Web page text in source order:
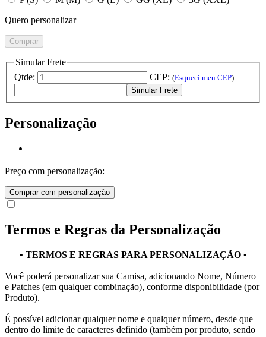
Quero personalizar
Comprar
Simular Frete
Qtde:
CEP: (Esqueci meu CEP)
Simular Frete
Personalização
Preço com personalização:
Comprar com personalização
Termos e Regras da Personalização
• TERMOS E REGRAS PARA PERSONALIZAÇÃO •
Você poderá personalizar sua Camisa, adicionando Nome, Número
e Patches (em qualquer combinação), conforme disponibilidade (por
Produto).
É possível adicionar qualquer nome e qualquer número, desde que
dentro do limite de caracteres definido (também por produto, sendo